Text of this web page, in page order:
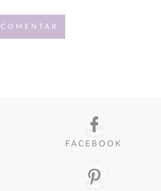
COMENTAR
FACEBOOK